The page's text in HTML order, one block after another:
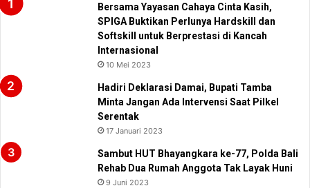
Bersama Yayasan Cahaya Cinta Kasih,
SPIGA Buktikan Perlunya Hardskill dan
Softskill untuk Berprestasi di Kancah
Internasional
10 Mei 2023
Hadiri Deklarasi Damai, Bupati Tamba
Minta Jangan Ada Intervensi Saat Pilkel
Serentak
17 Januari 2023
Sambut HUT Bhayangkara ke-77, Polda Bali
Rehab Dua Rumah Anggota Tak Layak Huni
9 Juni 2023